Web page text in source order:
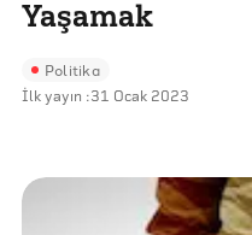
Yaşamak
Politika
İlk yayın :31 Ocak 2023